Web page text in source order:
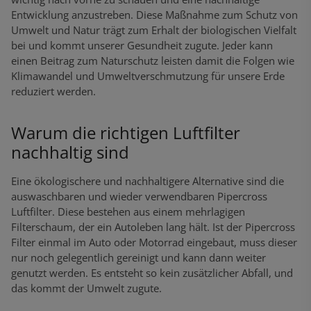
Entwicklung anzustreben. Diese Maßnahme zum Schutz von
Umwelt und Natur trägt zum Erhalt der biologischen Vielfalt
bei und kommt unserer Gesundheit zugute. Jeder kann
einen Beitrag zum Naturschutz leisten damit die Folgen wie
Klimawandel und Umweltverschmutzung für unsere Erde
reduziert werden.
Warum die richtigen Luftfilter
nachhaltig sind
Eine ökologischere und nachhaltigere Alternative sind die
auswaschbaren und wieder verwendbaren Pipercross
Luftfilter. Diese bestehen aus einem mehrlagigen
Filterschaum, der ein Autoleben lang hält. Ist der Pipercross
Filter einmal im Auto oder Motorrad eingebaut, muss dieser
nur noch gelegentlich gereinigt und kann dann weiter
genutzt werden. Es entsteht so kein zusätzlicher Abfall, und
das kommt der Umwelt zugute.